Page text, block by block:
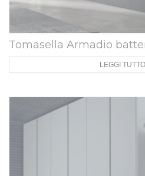
Tomasella Armadio
LEGGI TUTTO